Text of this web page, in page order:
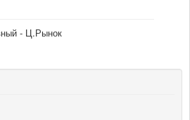
- Ц.Рынок